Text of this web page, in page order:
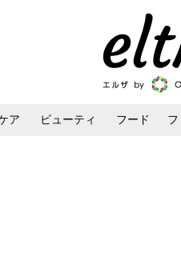
ア ビューティ フード